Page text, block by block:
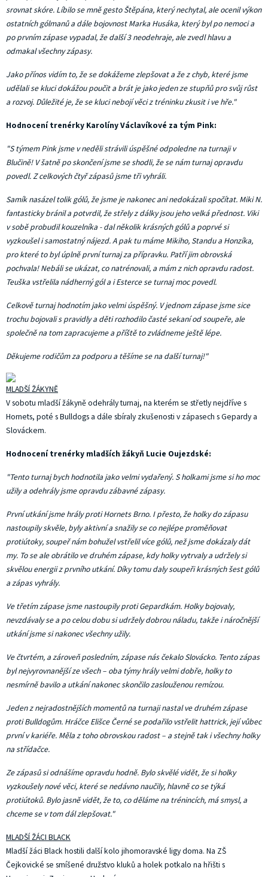
srovnat skóre. Líbilo se mně gesto Štěpána, který nechytal, ale ocenil výkon
ostatních gólmanů a dále bojovnost Marka Husáka, který byl po nemoci a
po prvním zápase vypadal, že další 3 neodehraje, ale zvedl hlavu a
odmakal všechny zápasy.
Jako přínos vidím to, že se dokážeme zlepšovat a že z chyb, které jsme
udělali se kluci dokážou poučit a brát je jako jeden ze stupňů pro svůj růst
a rozvoj. Důležité je, že se kluci nebojí věci z tréninku zkusit i ve hře."
Hodnocení trenérky Karolíny Václavíkové za tým Pink:
"S týmem Pink jsme v neděli strávili úspěšné odpoledne na turnaji v
Blučině! V šatně po skončení jsme se shodli, že se nám turnaj opravdu
povedl. Z celkových čtyř zápasů jsme tři vyhráli.
Samík nasázel tolik gólů, že jsme je nakonec ani nedokázali spočítat. Miki N.
fantasticky bránil a potvrdil, že střely z dálky jsou jeho velká přednost. Viki
v sobě probudil kouzelníka - dal několik krásných gólů a poprvé si
vyzkoušel i samostatný nájezd. A pak tu máme Mikiho, Standu a Honzíka,
pro které to byl úplně první turnaj za přípravku. Patří jim obrovská
pochvala! Nebáli se ukázat, co natrénovali, a mám z nich opravdu radost.
Teuška vstřelila nádherný gól a i Esterce se turnaj moc povedl.
Celkově turnaj hodnotím jako velmi úspěšný. V jednom zápase jsme sice
trochu bojovali s pravidly a děti rozhodilo časté sekaní od soupeře, ale
společně na tom zapracujeme a příště to zvládneme ještě lépe.
Děkujeme rodičům za podporu a těšíme se na další turnaj!"
MLADŠÍ ŽÁKYNĚ
V sobotu mladší žákyně odehrály turnaj, na kterém se střetly nejdříve s
Hornets, poté s Bulldogs a dále sbíraly zkušenosti v zápasech s Gepardy a
Slováckem.
Hodnocení trenérky mladších žákyň Lucie Oujezdské:
"Tento turnaj bych hodnotila jako velmi vydařený. S holkami jsme si ho moc
užily a odehrály jsme opravdu zábavné zápasy.
První utkání jsme hrály proti Hornets Brno. I přesto, že holky do zápasu
nastoupily skvěle, byly aktivní a snažily se co nejlépe proměňovat
protiútoky, soupeř nám bohužel vstřelil více gólů, než jsme dokázaly dát
my. To se ale obrátilo ve druhém zápase, kdy holky vytrvaly a udržely si
skvělou energii z prvního utkání. Díky tomu daly soupeři krásných šest gólů
a zápas vyhrály.
Ve třetím zápase jsme nastoupily proti Gepardkám. Holky bojovaly,
nevzdávaly se a po celou dobu si udržely dobrou náladu, takže i náročnější
utkání jsme si nakonec všechny užily.
Ve čtvrtém, a zároveň posledním, zápase nás čekalo Slovácko. Tento zápas
byl nejvyrovnanější ze všech – oba týmy hrály velmi dobře, holky to
nesmírně bavilo a utkání nakonec skončilo zaslouženou remízou.
Jeden z nejradostnějších momentů na turnaji nastal ve druhém zápase
proti Bulldogům. Hráčce Elišce Černé se podařilo vstřelit hattrick, její vůbec
první v kariéře. Měla z toho obrovskou radost – a stejně tak i všechny holky
na střídačce.
Ze zápasů si odnášíme opravdu hodně. Bylo skvělé vidět, že si holky
vyzkoušely nové věci, které se nedávno naučily, hlavně co se týká
protiútoků. Bylo jasně vidět, že to, co děláme na trénincích, má smysl, a
chceme se v tom dál zlepšovat."
MLADŠÍ ŽÁCI BLACK
Mladší žáci Black hostili další kolo jihomoravské ligy doma. Na ZŠ
Čejkovické se smíšené družstvo kluků a holek potkalo na hřišti s